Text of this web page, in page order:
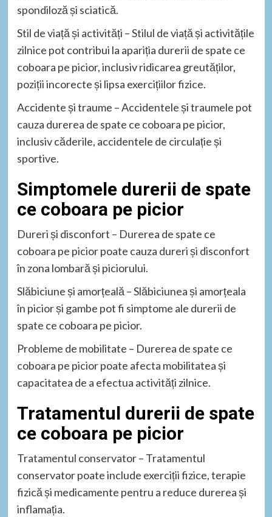
spondiloză și sciatică.
Stil de viață și activități – Stilul de viață și activitățile
zilnice pot contribui la apariția durerii de spate ce
coboara pe picior, inclusiv ridicarea greutăților,
poziții incorecte și lipsa exercițiilor fizice.
Accidente și traume – Accidentele și traumele pot
cauza durerea de spate ce coboara pe picior,
inclusiv căderile, accidentele de circulație și
sportive.
Simptomele durerii de spate
ce coboara pe picior
Dureri și disconfort – Durerea de spate ce
coboara pe picior poate cauza dureri și disconfort
în zona lombară și piciorului.
Slăbiciune și amorțeală – Slăbiciunea și amorțeala
în picior și gambe pot fi simptome ale durerii de
spate ce coboara pe picior.
Probleme de mobilitate – Durerea de spate ce
coboara pe picior poate afecta mobilitatea și
capacitatea de a efectua activități zilnice.
Tratamentul durerii de spate
ce coboara pe picior
Tratamentul conservator – Tratamentul
conservator poate include exerciții fizice, terapie
fizică și medicamente pentru a reduce durerea și
inflamația.